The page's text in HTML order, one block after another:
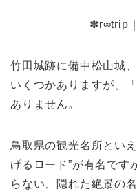
✽r∞trip
竹田城跡に備中松山城
いくつかありますが、
ありません。
鳥取県の観光名所といえ
げるロード”が有名です
らない、隠れた絶景の